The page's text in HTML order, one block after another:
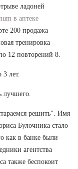
ладоней
в аптеке
200 продажа
тренировка
12 повторений 8.
3 лет.
лучшего.
решить". Имя
Булочника стало
как в банке были
агентства
также беспокоит